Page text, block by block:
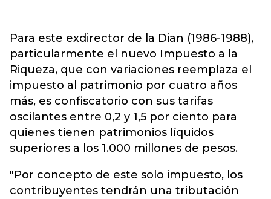
Para este exdirector de la Dian (1986-1988),
particularmente el nuevo Impuesto a la
Riqueza, que con variaciones reemplaza el
impuesto al patrimonio por cuatro años
más, es confiscatorio con sus tarifas
oscilantes entre 0,2 y 1,5 por ciento para
quienes tienen patrimonios líquidos
superiores a los 1.000 millones de pesos.
"Por concepto de este solo impuesto, los
contribuyentes tendrán una tributación